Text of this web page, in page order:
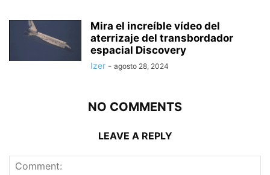
Mira el increíble vídeo del
aterrizaje del transbordador
espacial Discovery
Izer - agosto 28, 2024
NO COMMENTS
LEAVE A REPLY